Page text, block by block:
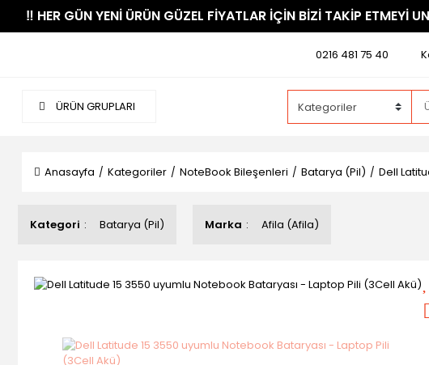
​‼️​ HER GÜN YENİ ÜRÜN GÜZEL FİYATLAR İÇİN BİZİ TAKİP ETMEYİ
0216 481 75 40
ÜRÜN GRUPLARI
Anasayfa Kategoriler NoteBook Bileşenleri Batarya (Pil) Dell
Kategori Batarya (Pil) Marka Afila (Afila)